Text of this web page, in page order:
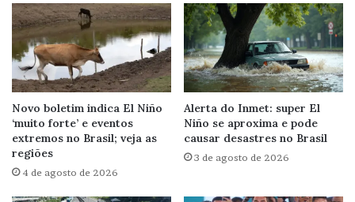
Novo boletim indica El Niño
‘muito forte’ e eventos
extremos no Brasil; veja as
regiões
4 de agosto de 2026
Alerta do Inmet: super El
Niño se aproxima e pode
causar desastres no Brasil
3 de agosto de 2026